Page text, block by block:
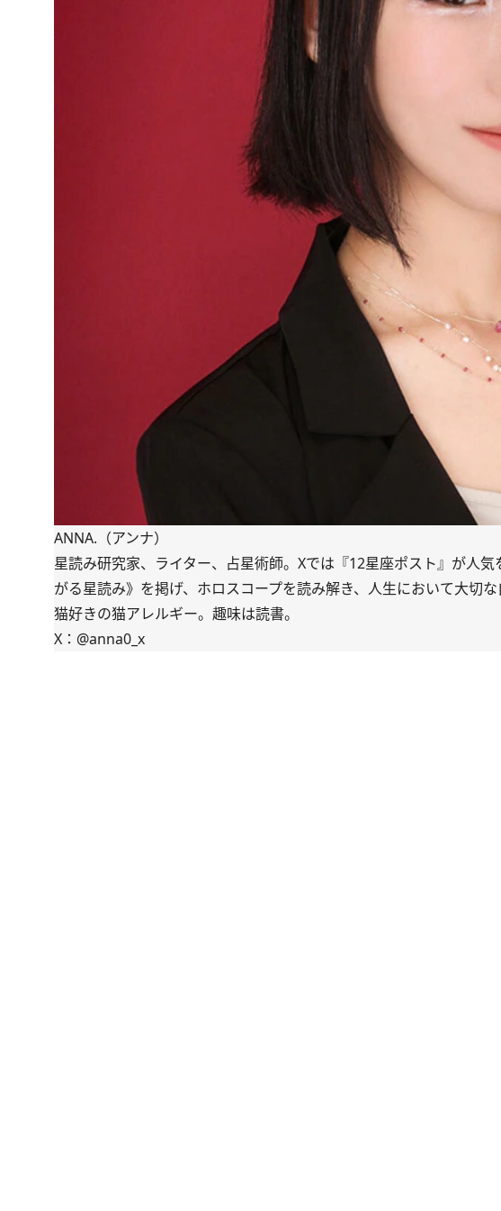
ANNA.（アンナ）
星読み研究家、ライター、占星術師。Xでは『12星座ポスト』が人
がる星読み》を掲げ、ホロスコープを読み解き、人生において大切
猫好きの猫アレルギー。趣味は読書。
X： @anna0_x